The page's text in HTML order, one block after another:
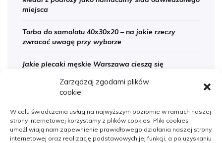
Zarządzaj zgodami plików
cookie
W celu świadczenia usług na najwyższym poziomie w ramach naszej
strony internetowej korzystamy z plików cookies. Pliki cookies
umożliwiają nam zapewnienie prawidłowego działania naszej strony
internetowej oraz realizację podstawowych jej funkcji, a po uzyskaniu
miejsca
Torba do samolotu 40x30x20 – na jakie rzeczy
zwracać uwagę przy wyborze
Jakie plecaki męskie Warszawa cieszą się
Sanitarne instalacje w szpitalach – jak znaleźć
Na co zwracać uwagę podczas szukania noclegów
nad morzem